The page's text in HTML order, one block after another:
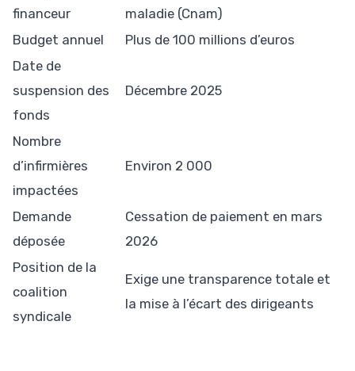
financeur
maladie (Cnam)
Budget annuel
Plus de 100 millions d’euros
Date de
suspension des
fonds
Décembre 2025
Nombre
d’infirmières
impactées
Environ 2 000
Demande
déposée
Cessation de paiement en mars
2026
Position de la
coalition
syndicale
Exige une transparence totale et
la mise à l’écart des dirigeants